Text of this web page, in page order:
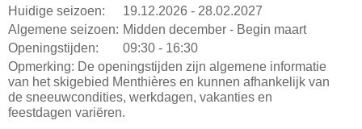
Huidige seizoen:
19.12.2026 - 28.02.2027
Algemene seizoen: Midden december - Begin maart
Openingstijden:
09:30 - 16:30
Opmerking: De openingstijden zijn algemene informatie
van het skigebied Menthières en kunnen afhankelijk van
de sneeuwcondities, werkdagen, vakanties en
feestdagen variëren.